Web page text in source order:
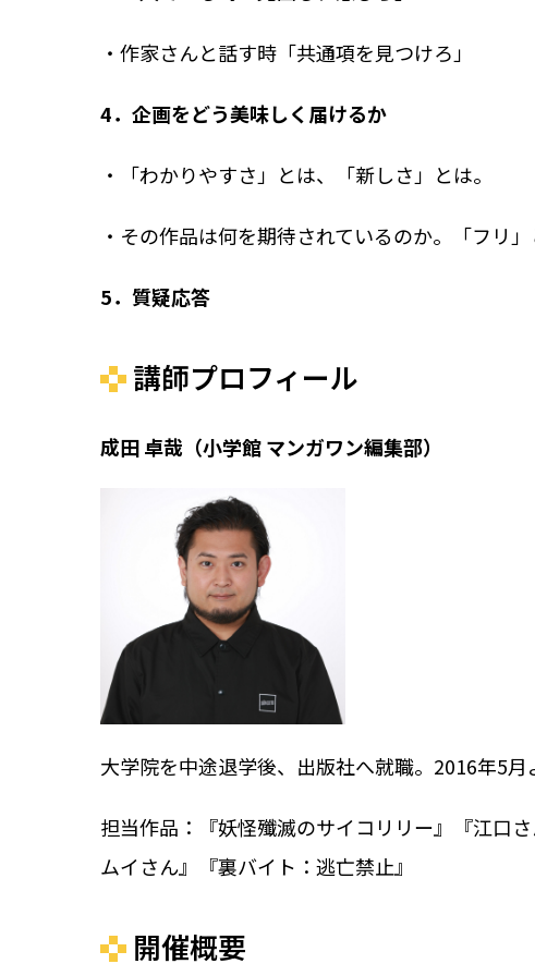
・作家さんと話す時「共通項を見つけろ」
4．企画をどう美味しく届けるか
・「わかりやすさ」とは、「新しさ」とは。
・その作品は何を期待されているのか。 「フリ
5．質疑応答
講師プロフィール
成田 卓哉（小学館 マンガワン編集部）
大学院を中途退学後、出版社へ就職。2016年5
担当作品：『妖怪殲滅のサイコリリー』『江口
ムイさん』『裏バイト：逃亡禁止』
開催概要